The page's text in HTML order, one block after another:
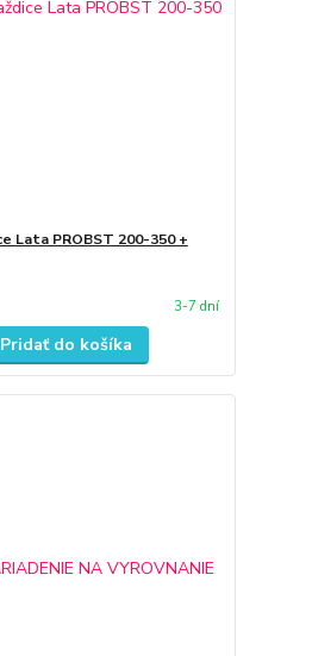
Lata PROBST 200-350 +
3-7 dní
Pridať do košíka